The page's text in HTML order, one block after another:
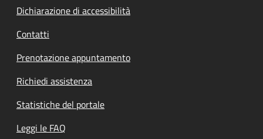
Dichiarazione di accessibilità
Contatti
Prenotazione appuntamento
Richiedi assistenza
Statistiche del portale
Leggi le FAQ